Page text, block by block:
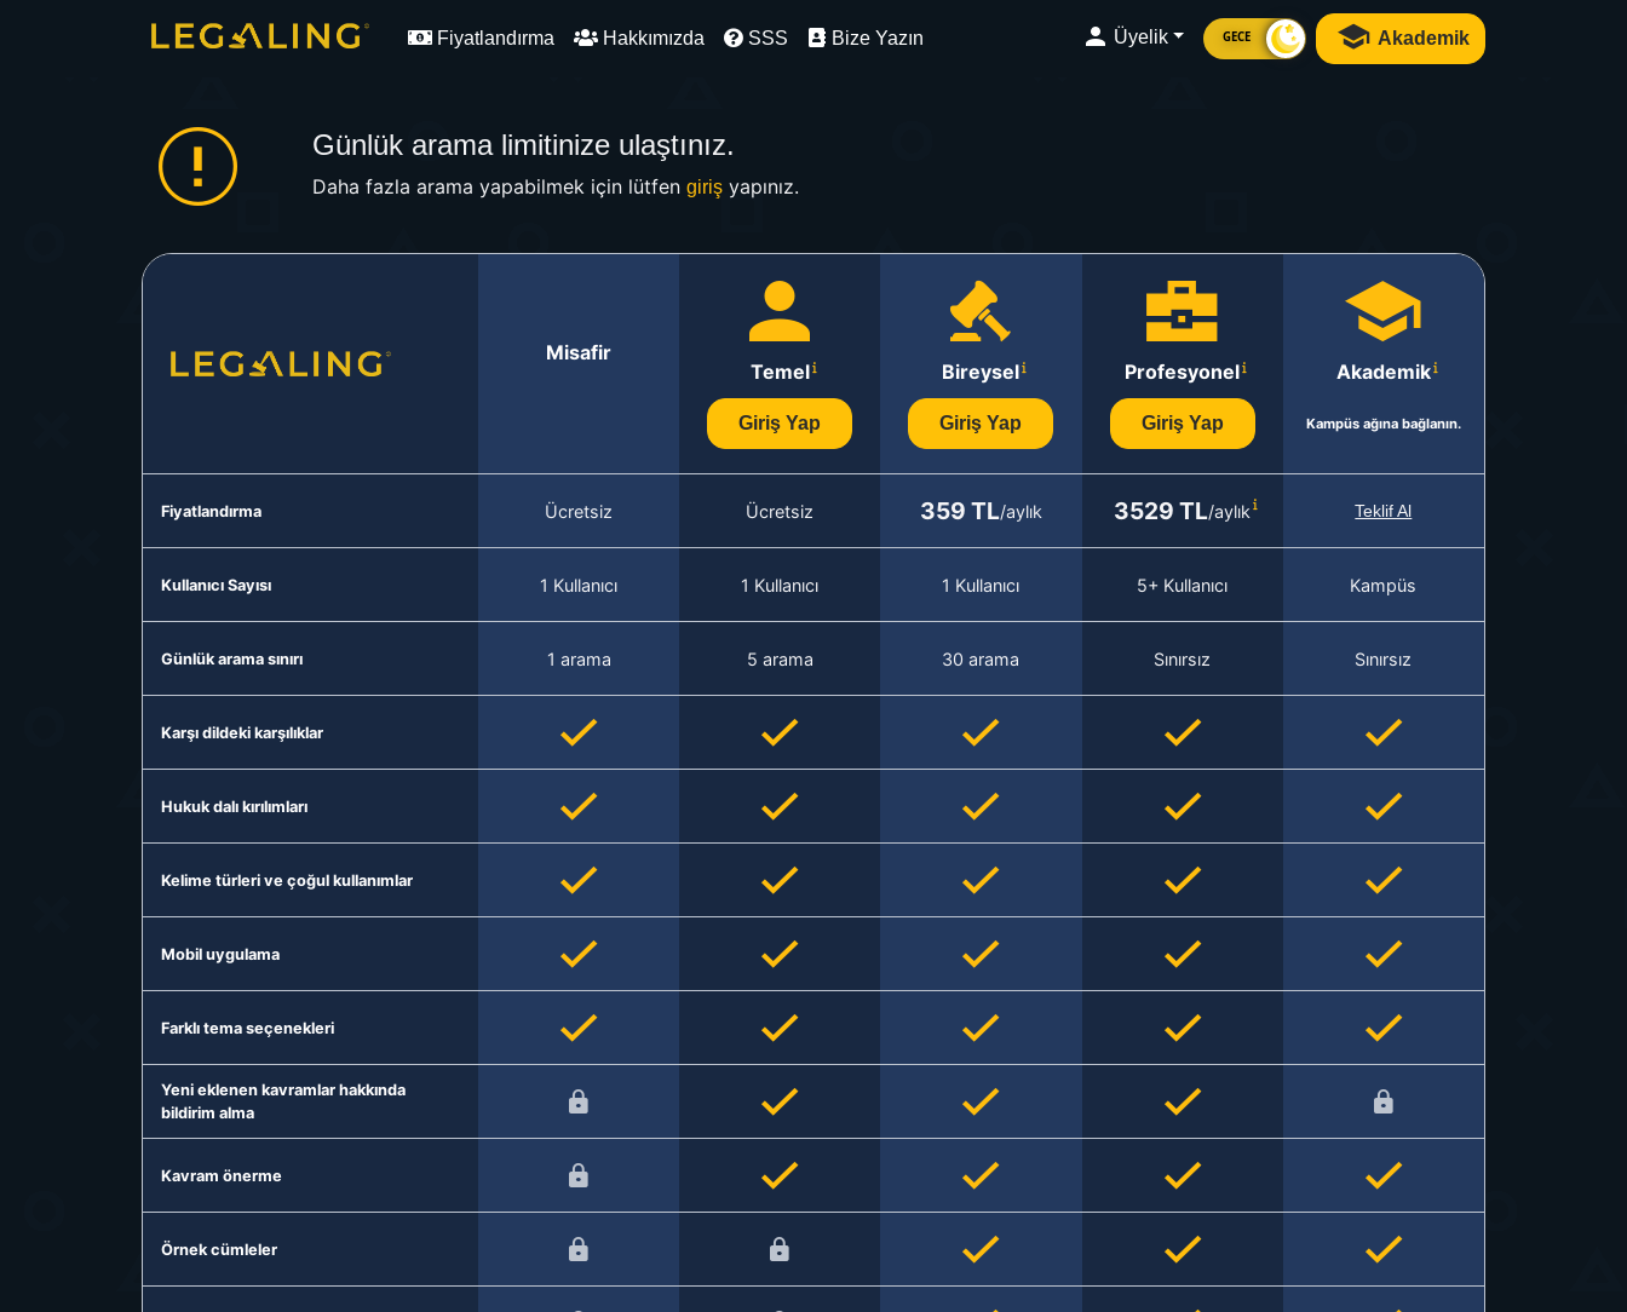
Fiyatlandırma Hakkımızda SSS Bize Yazın Üyelik GECE Akademik
Günlük arama limitinize ulaştınız.
Daha fazla arama yapabilmek için lütfen girişyapınız.
Misafir
Temel
Giriş Yap
Bireysel
Giriş Yap
Profesyonel
Giriş Yap
Akademik
Kampüs ağına bağlanın.
Fiyatlandırma Ücretsiz Ücretsiz 359 TL/aylık 3529 TL/aylık Teklif Al
Kullanıcı Sayısı 1 Kullanıcı 1 Kullanıcı 1 Kullanıcı 5+ Kullanıcı Kampüs
Günlük arama sınırı 1 arama 5 arama 30 arama Sınırsız Sınırsız
Karşı dildeki karşılıklar
Hukuk dalı kırılımları
Kelime türleri ve çoğul kullanımlar
Mobil uygulama
Farklı tema seçenekleri
Yeni eklenen kavramlar hakkında
bildirim alma
Kavram önerme
Örnek cümleler